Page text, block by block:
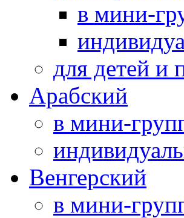
в мини-
для детей и
Арабский
в мини-
Венгерский
в мини-